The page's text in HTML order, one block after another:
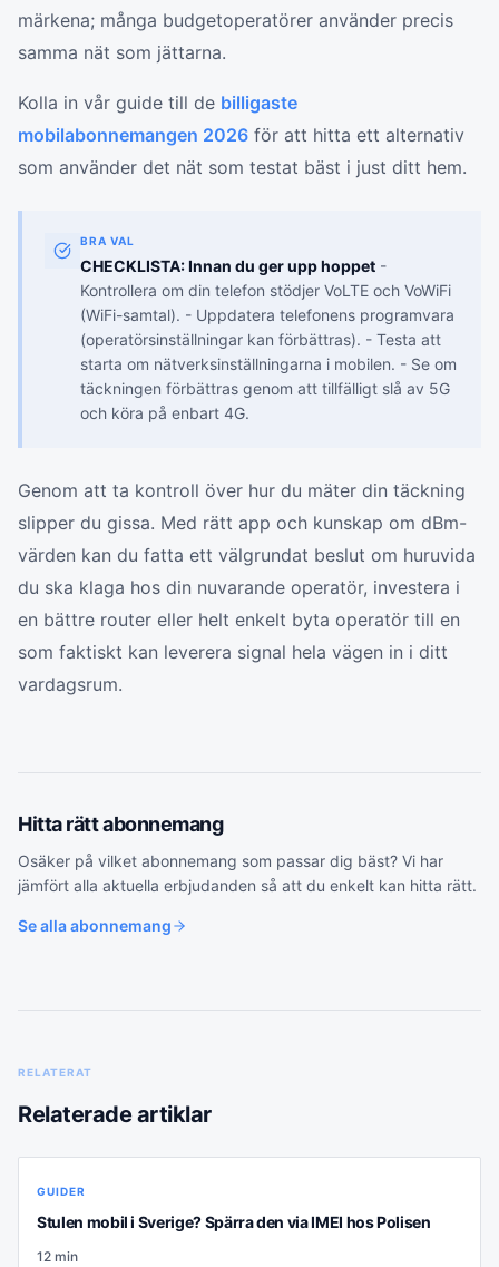
märkena; många budgetoperatörer använder precis
samma nät som jättarna.
Kolla in vår guide till de billigaste
mobilabonnemangen 2026 för att hitta ett alternativ
som använder det nät som testat bäst i just ditt hem.
BRA VAL
CHECKLISTA: Innan du ger upp hoppet -
Kontrollera om din telefon stödjer VoLTE och VoWiFi
(WiFi-samtal). - Uppdatera telefonens programvara
(operatörsinställningar kan förbättras). - Testa att
starta om nätverksinställningarna i mobilen. - Se om
täckningen förbättras genom att tillfälligt slå av 5G
och köra på enbart 4G.
Genom att ta kontroll över hur du mäter din täckning
slipper du gissa. Med rätt app och kunskap om dBm-
värden kan du fatta ett välgrundat beslut om huruvida
du ska klaga hos din nuvarande operatör, investera i
en bättre router eller helt enkelt byta operatör till en
som faktiskt kan leverera signal hela vägen in i ditt
vardagsrum.
Hitta rättabonnemang
Osäker på vilket abonnemang som passar dig bäst? Vi har
jämfört alla aktuella erbjudanden så att du enkelt kan hitta rätt.
Se allaabonnemang
RELATERAT
Relaterade artiklar
GUIDER
Stulen mobil i Sverige? Spärra den via IMEI hos Polisen
12 min